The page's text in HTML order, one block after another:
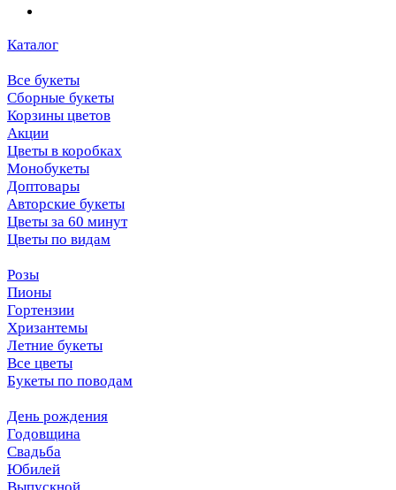
Каталог
Все букеты
Сборные букеты
Корзины цветов
Акции
Цветы в коробках
Монобукеты
Доптовары
Авторские букеты
Цветы за 60 минут
Цветы по видам
Розы
Пионы
Гортензии
Хризантемы
Летние букеты
Все цветы
Букеты по поводам
День рождения
Годовщина
Свадьба
Юбилей